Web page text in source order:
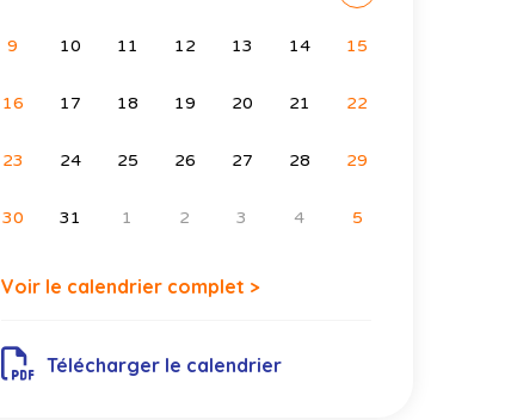
9 10 11 12 13 14 15
16 17 18 19 20 21 22
23 24 25 26 27 28 29
30 31 1 2 3 4 5
Voir le calendrier complet >
Télécharger le calendrier